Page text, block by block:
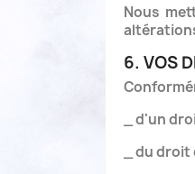
Nous
6. VOS
_ d'un
_ du